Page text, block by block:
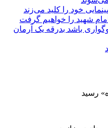
خود را کلید می‌زند
شهید را خواهیم گرفت
باشد بدرقه یک آرمان